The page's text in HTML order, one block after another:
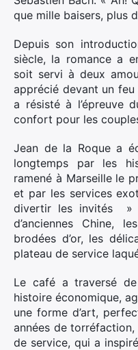
que mille baisers, plus
Depuis son
siècle, la romance a
soit servi à deux
apprécié devant un
a résisté à l’épreuve
confort pour les
Jean de la Roque a
longtemps par les
ramené à Marseille le
et par les services
divertir les invités »
d’anciennes Chine,
brodées d’or, les
plateau de service
Le café a traversé
histoire économique,
une forme d’art,
années de torréfaction,
de service, qui a